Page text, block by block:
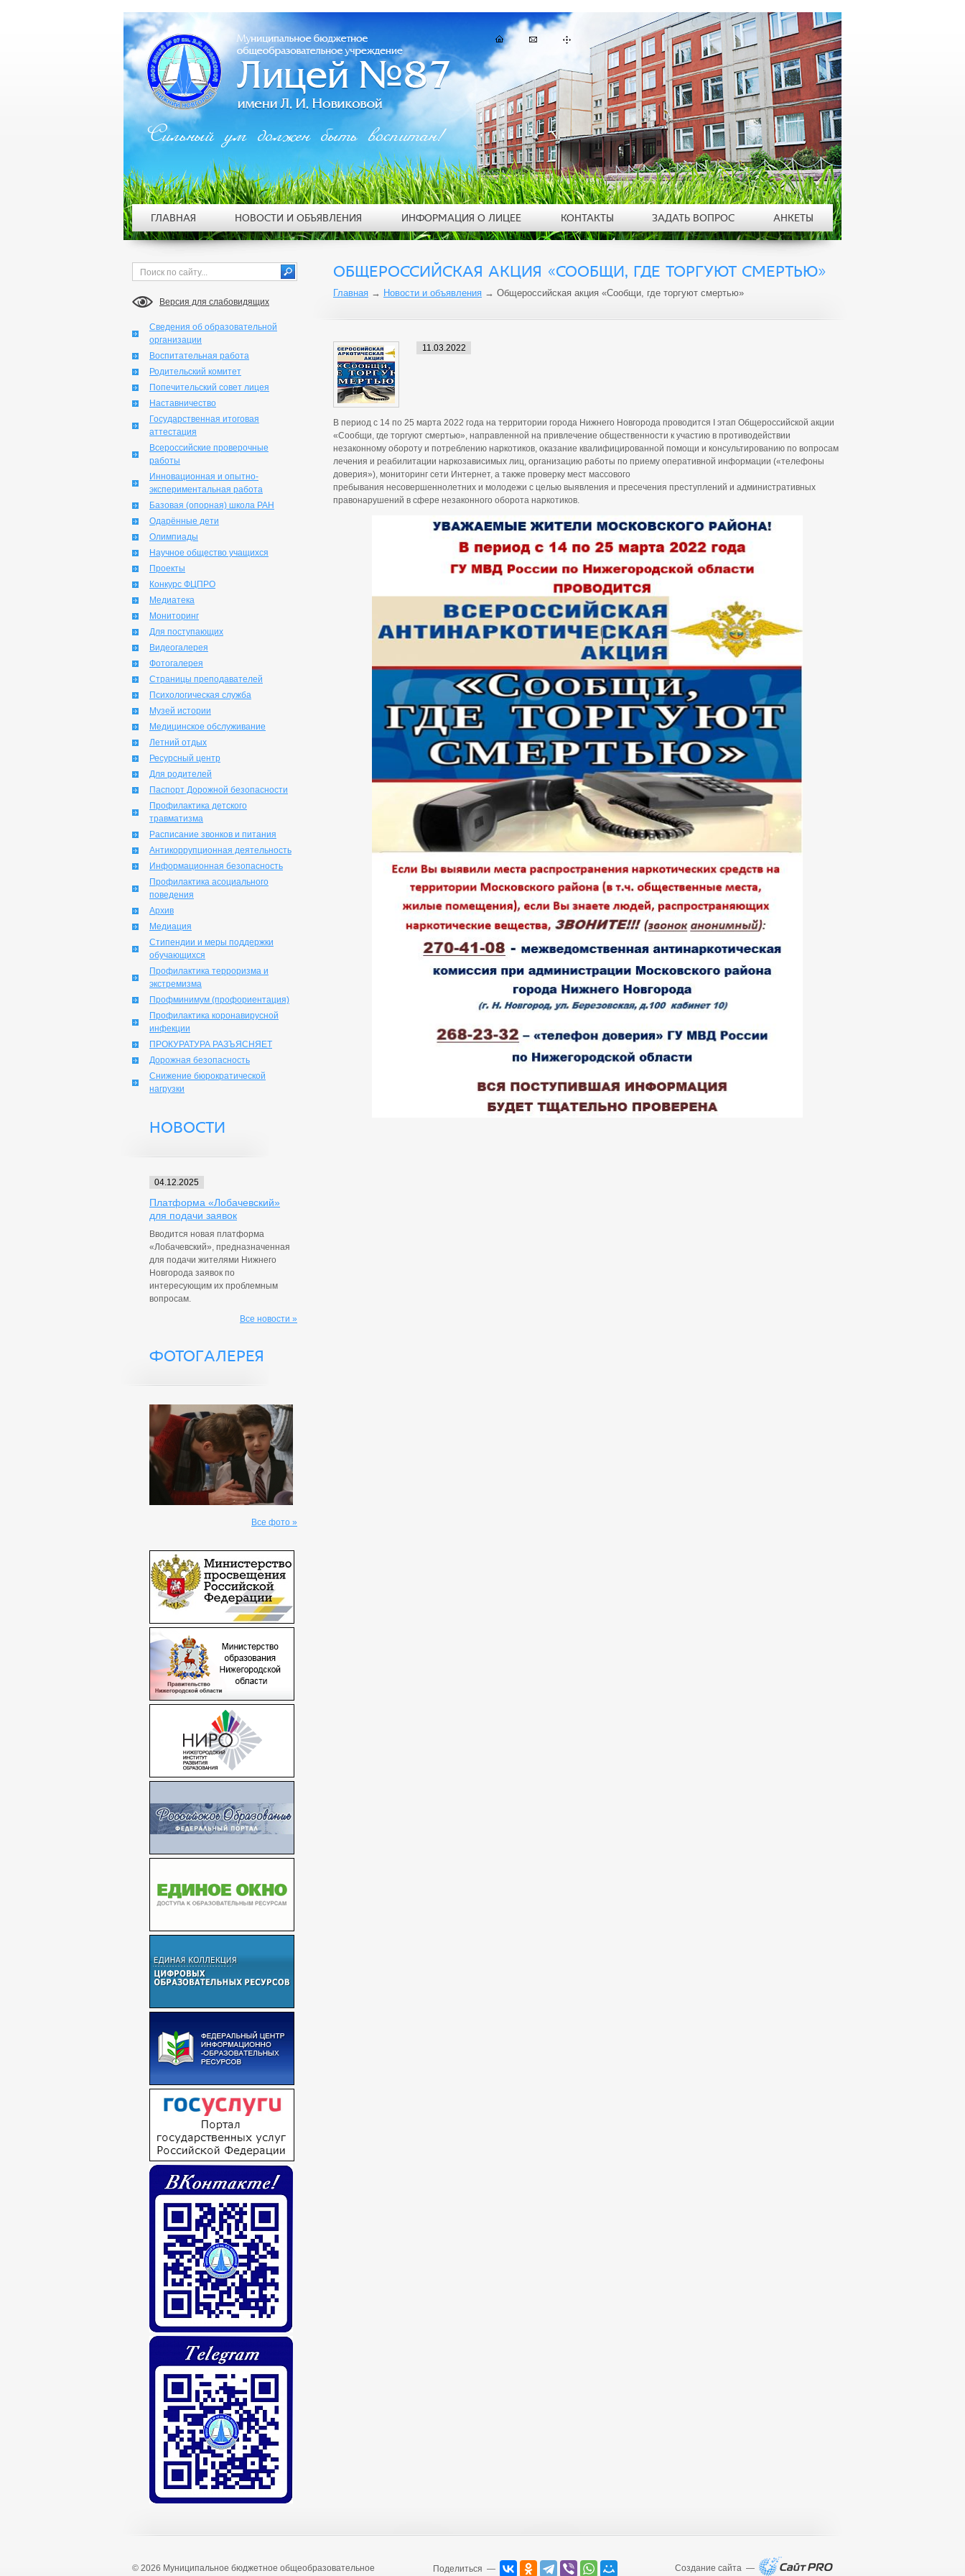
Версия для слабовидящих
Сведения об образовательной
организации
Воспитательная работа
Родительский комитет
Попечительский совет лицея
Наставничество
Государственная итоговая
аттестация
Всероссийские проверочные
работы
Инновационная и опытно-
экспериментальная работа
Базовая (опорная) школа РАН
Одарённые дети
Олимпиады
Научное общество учащихся
Проекты
Конкурс ФЦПРО
Медиатека
Мониторинг
Для поступающих
Видеогалерея
Фотогалерея
Страницы преподавателей
Психологическая служба
Музей истории
Медицинское обслуживание
Летний отдых
Ресурсный центр
Для родителей
Паспорт Дорожной безопасности
Профилактика детского
травматизма
Расписание звонков и питания
Антикоррупционная деятельность
Информационная безопасность
Профилактика асоциального
поведения
Архив
Медиация
Стипендии и меры поддержки
обучающихся
Профилактика терроризма и
экстремизма
Профминимум (профориентация)
Профилактика коронавирусной
инфекции
ПРОКУРАТУРА РАЗЪЯСНЯЕТ
Дорожная безопасность
Снижение бюрократической
нагрузки
НОВОСТИ
04.12.2025
Платформа «Лобачевский»
для подачи заявок
Вводится новая платформа
«Лобачевский», предназначенная
для подачи жителями Нижнего
Новгорода заявок по
интересующим их проблемным
вопросам.
Все новости »
ФОТОГАЛЕРЕЯ
Все фото »
ОБЩЕРОССИЙСКАЯ АКЦИЯ «СООБЩИ, ГДЕ ТОРГУЮТ СМЕРТЬЮ»
Главная → Новости и объявления → Общероссийская акция «Сообщи, где торгуют смертью»
11.03.2022
В период с 14 по 25 марта 2022 года на территории города Нижнего Новгорода проводится I этап Общероссийской акции
«Сообщи, где торгуют смертью», направленной на привлечение общественности к участию в противодействии
незаконному обороту и потреблению наркотиков, оказание квалифицированной помощи и консультированию по вопросам
лечения и реабилитации наркозависимых лиц, организацию работы по приему оперативной информации («телефоны
доверия»), мониторинг сети Интернет, а также проверку мест массового
пребывания несовершеннолетних и молодежи с целью выявления и пресечения преступлений и административных
правонарушений в сфере незаконного оборота наркотиков.
Сильный ум должен быть воспитан!
ГЛАВНАЯ НОВОСТИ И ОБЪЯВЛЕНИЯ ИНФОРМАЦИЯ О ЛИЦЕЕ КОНТАКТЫ ЗАДАТЬ ВОПРОС АНКЕТЫ
© 2026 Муниципальное бюджетное общеобразовательное Поделиться — Создание сайта —